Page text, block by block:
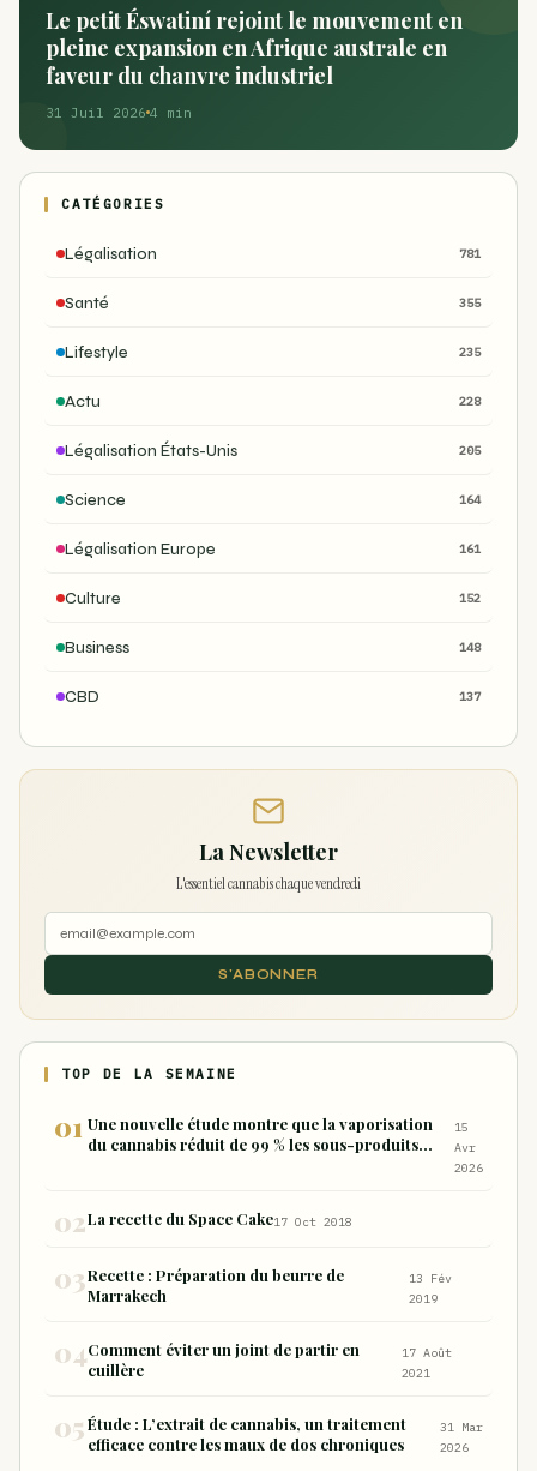
Le petit Éswatiní rejoint le mouvement en
pleine expansion en Afrique australe en
faveur du chanvre industriel
31 Juil 2026 4 min
CATÉGORIES
Légalisation 781
Santé 355
Lifestyle 235
Actu 228
Légalisation États-Unis 205
Science 164
Légalisation Europe 161
Culture 152
Business 148
CBD 137
La Newsletter
L'essentiel cannabis chaque vendredi
S'ABONNER
TOP DE LA SEMAINE
Une nouvelle étude montre que la vaporisation
du cannabis réduit de 99 % les sous-produits
15
Avr
2026
La recette du Space Cake17 Oct 2018
Recette : Préparation du beurre de
Marrakech
13 Fév
2019
Comment éviter un joint de partir en
cuillère
17 Août
2021
Étude : L’extrait de cannabis, un traitement
efficace contre les maux de dos chroniques
31 Mar
2026